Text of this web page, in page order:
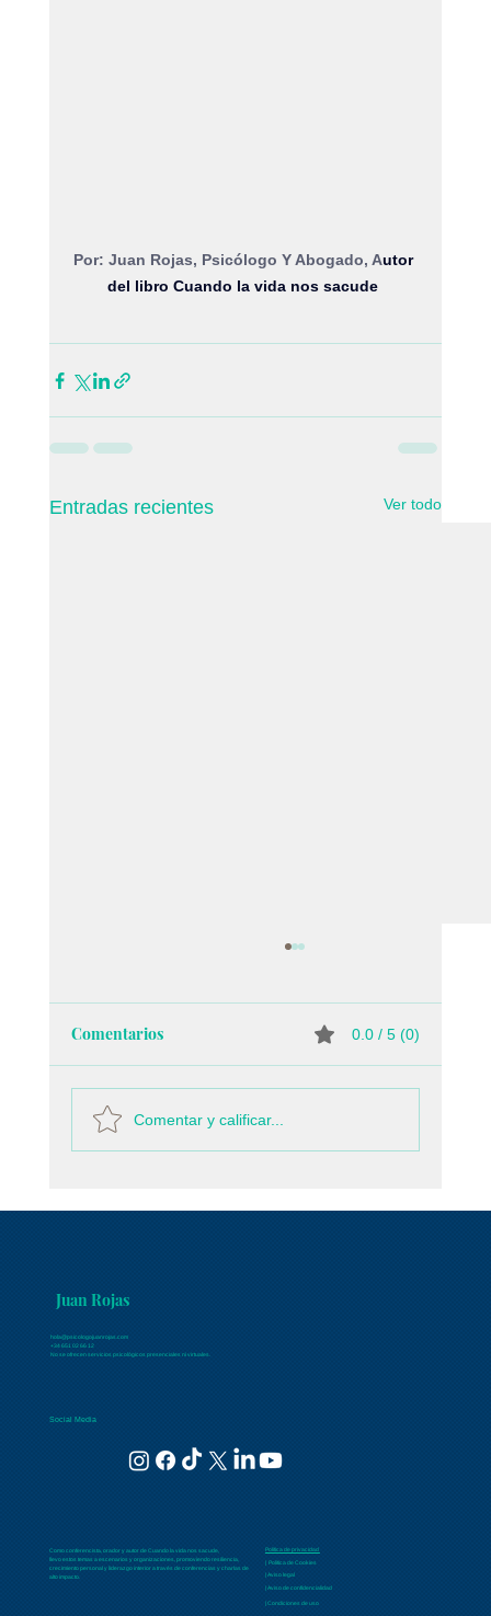
Por: Juan Rojas, Psicólogo Y Abogado, Autor
del libro Cuando la vida nos sacude
Entradas recientes Ver todo
Comentarios 0.0 / 5 (0)
Comentar y calificar...
Juan Rojas
hola@psicologojuanrojas.com
+34 651 02 66 12
No se ofrecen servicios psicológicos presenciales ni virtuales.
Social Media
Como conferencista, orador y autor de Cuando la vida nos sacude,
llevo estos temas a escenarios y organizaciones, promoviendo resiliencia,
crecimiento personal y liderazgo interior a través de conferencias y charlas de
alto impacto.
Política de privacidad
| Aviso legal
| Condiciones de uso
| Aviso de confidencialidad
| Política de Cookies